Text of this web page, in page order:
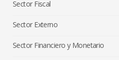
Sector Fiscal
Sector Externo
Sector Financiero y Monetario